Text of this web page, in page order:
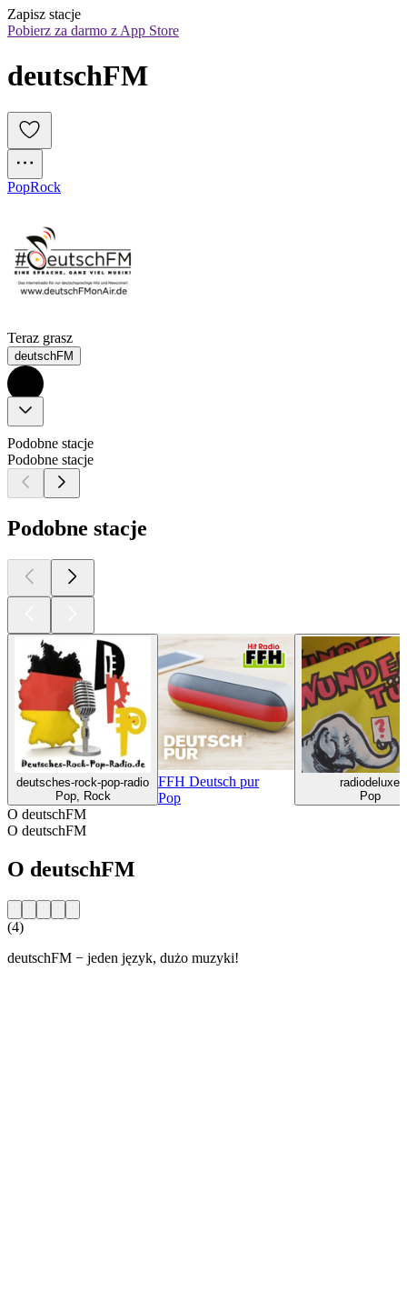
Zapisz stacje
Pobierz za darmo z App Store
deutschFM
PopRock
Teraz grasz
deutschFM
Podobne stacje
Podobne stacje
Podobne stacje
deutsches-rock-pop-radio
Pop, Rock
FFH Deutsch pur
Pop
radiodeluxe
Pop
O deutschFM
O deutschFM
O deutschFM
(4)
deutschFM − jeden język, dużo muzyki!